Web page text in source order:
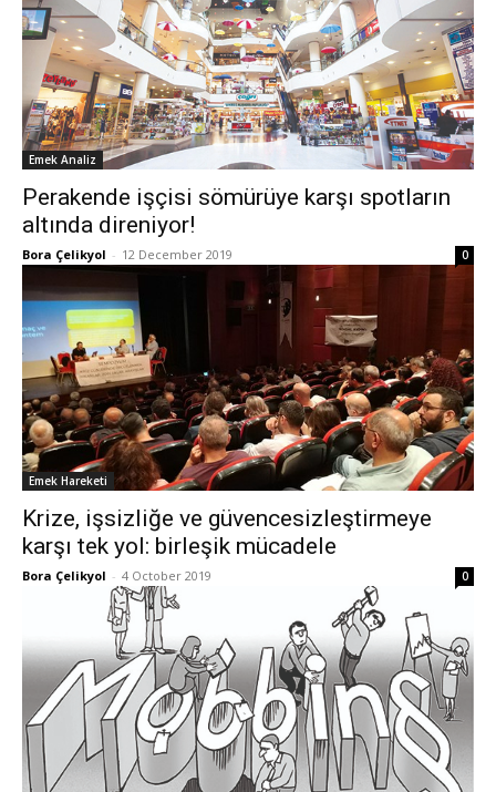
Emek Analiz
Perakende işçisi sömürüye karşı spotların
altında direniyor!
Bora Çelikyol - 12 December 2019 0
Emek Hareketi
Krize, işsizliğe ve güvencesizleştirmeye
karşı tek yol: birleşik mücadele
Bora Çelikyol - 4 October 2019 0